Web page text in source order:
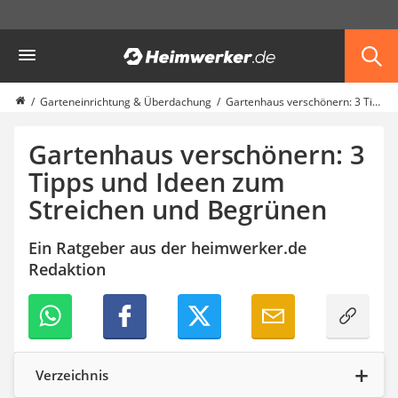
Garten
Akku-Laubsauger
Faltpavillon
Solar-Lichterkette außen
Teleskopleiter
Ameisengift
Pavillon
Sichtschutzstreifen
Akku-Laubbläser
Koifutter
Kassettenmarkise
Bosch-Heckenschere
Stihl-Laubbläser
Minidumper
Garteneinrichtung & Überdachung Gartenhaus verschönern: 3 Tipps und Ideen zum Streichen und Begrünen
Gartenhaus verschönern: 3
Tipps und Ideen zum
Streichen und Begrünen
Ein Ratgeber aus der heimwerker.de
Redaktion
Verzeichnis